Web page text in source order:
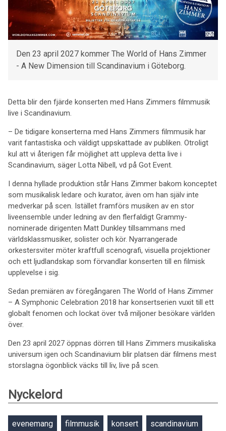
Den 23 april 2027 kommer The World of Hans Zimmer
- A New Dimension till Scandinavium i Göteborg.
Detta blir den fjärde konserten med Hans Zimmers filmmusik
live i Scandinavium.
– De tidigare konserterna med Hans Zimmers filmmusik har
varit fantastiska och väldigt uppskattade av publiken. Otroligt
kul att vi återigen får möjlighet att uppleva detta live i
Scandinavium, säger Lotta Nibell, vd på Got Event.
I denna hyllade produktion står Hans Zimmer bakom konceptet
som musikalisk ledare och kurator, även om han själv inte
medverkar på scen. Istället framförs musiken av en stor
liveensemble under ledning av den flerfaldigt Grammy-
nominerade dirigenten Matt Dunkley tillsammans med
världsklassmusiker, solister och kör. Nyarrangerade
orkestersviter möter kraftfull scenografi, visuella projektioner
och ett ljudlandskap som förvandlar konserten till en filmisk
upplevelse i sig.
Sedan premiären av föregångaren The World of Hans Zimmer
– A Symphonic Celebration 2018 har konsertserien vuxit till ett
globalt fenomen och lockat över två miljoner besökare världen
över.
Den 23 april 2027 öppnas dörren till Hans Zimmers musikaliska
universum igen och Scandinavium blir platsen där filmens mest
storslagna ögonblick väcks till liv, live på scen.
Nyckelord
evenemang filmmusik konsert scandinavium